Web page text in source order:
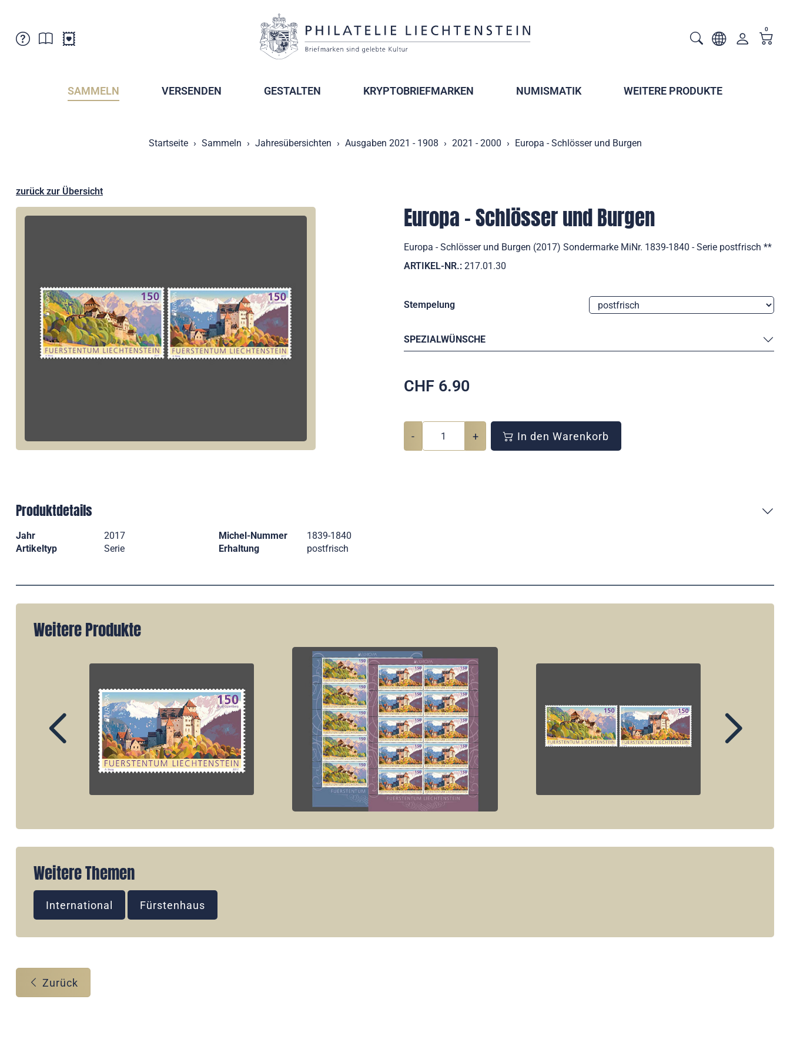
Verkaufsstellen
Postcrossing
Abonnemente
0
SAMMELN VERSENDEN GESTALTEN KRYPTOBRIEFMARKEN NUMISMATIK WEITERE PRODUKTE
Startseite Sammeln Jahresübersichten Ausgaben 2021 - 1908 2021 - 2000 Europa - Schlösser und Burgen
zurück zur Übersicht
Europa - Schlösser und Burgen
Europa - Schlösser und Burgen (2017) Sondermarke MiNr. 1839-1840 - Serie postfrisch **
ARTIKEL-NR.: 217.01.30
Stempelung
SPEZIALWÜNSCHE
CHF 6.90
- + In den Warenkorb
Produktdetails
Jahr 2017 Michel-Nummer
1839-1840
Artikeltyp
Serie Erhaltung postfrisch
Weitere Produkte
Weitere Themen
International Fürstenhaus
Zurück